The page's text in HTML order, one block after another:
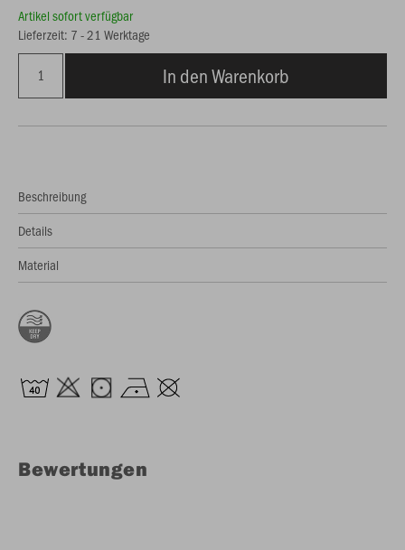
Artikel sofort verfügbar
Lieferzeit: 7 - 21 Werktage
In den Warenkorb
Beschreibung
Details
Material
Bewertungen